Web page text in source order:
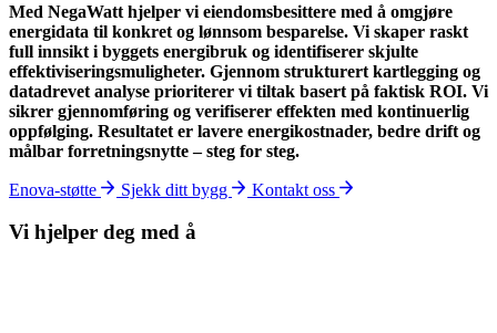
Med NegaWatt hjelper vi eiendomsbesittere med å omgjøre
energidata til konkret og lønnsom besparelse. Vi skaper raskt
full innsikt i byggets energibruk og identifiserer skjulte
effektiviseringsmuligheter. Gjennom strukturert kartlegging og
datadrevet analyse prioriterer vi tiltak basert på faktisk ROI. Vi
sikrer gjennomføring og verifiserer effekten med kontinuerlig
oppfølging. Resultatet er lavere energikostnader, bedre drift og
målbar forretningsnytte – steg for steg.
Enova-støtte Sjekk ditt bygg Kontakt oss
Vi hjelper deg med å